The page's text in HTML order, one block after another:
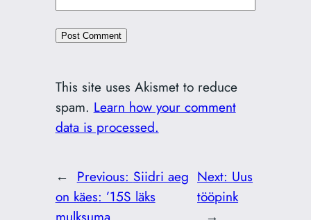
This site uses Akismet to reduce
spam. Learn how your comment
data is processed.
← Previous: Siidri aeg
on käes: ’15S läks
Next: Uus
tööpink